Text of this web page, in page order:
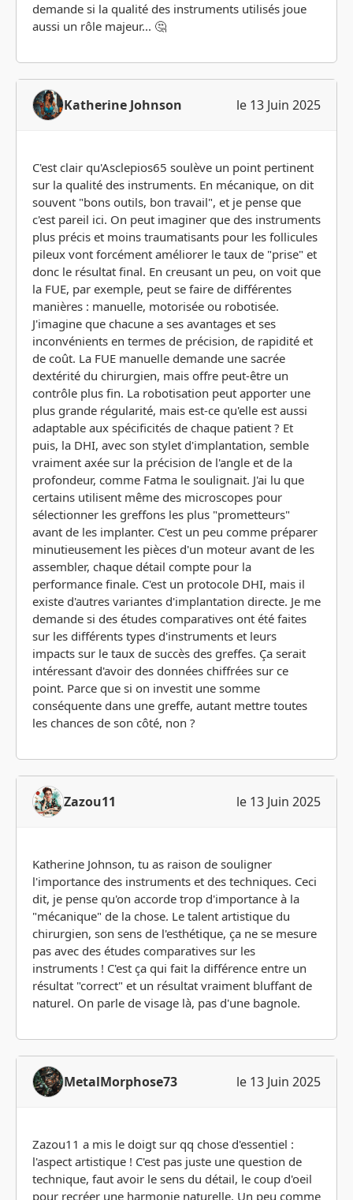
demande si la qualité des instruments utilisés joue
aussi un rôle majeur... 🤔
Katherine Johnson le 13 Juin 2025
C'est clair qu'Asclepios65 soulève un point pertinent
sur la qualité des instruments. En mécanique, on dit
souvent "bons outils, bon travail", et je pense que
c'est pareil ici. On peut imaginer que des instruments
plus précis et moins traumatisants pour les follicules
pileux vont forcément améliorer le taux de "prise" et
donc le résultat final. En creusant un peu, on voit que
la FUE, par exemple, peut se faire de différentes
manières : manuelle, motorisée ou robotisée.
J'imagine que chacune a ses avantages et ses
inconvénients en termes de précision, de rapidité et
de coût. La FUE manuelle demande une sacrée
dextérité du chirurgien, mais offre peut-être un
contrôle plus fin. La robotisation peut apporter une
plus grande régularité, mais est-ce qu'elle est aussi
adaptable aux spécificités de chaque patient ? Et
puis, la DHI, avec son stylet d'implantation, semble
vraiment axée sur la précision de l'angle et de la
profondeur, comme Fatma le soulignait. J'ai lu que
certains utilisent même des microscopes pour
sélectionner les greffons les plus "prometteurs"
avant de les implanter. C'est un peu comme préparer
minutieusement les pièces d'un moteur avant de les
assembler, chaque détail compte pour la
performance finale. C'est un protocole DHI, mais il
existe d'autres variantes d'implantation directe. Je me
demande si des études comparatives ont été faites
sur les différents types d'instruments et leurs
impacts sur le taux de succès des greffes. Ça serait
intéressant d'avoir des données chiffrées sur ce
point. Parce que si on investit une somme
conséquente dans une greffe, autant mettre toutes
les chances de son côté, non ?
Zazou11 le 13 Juin 2025
Katherine Johnson, tu as raison de souligner
l'importance des instruments et des techniques. Ceci
dit, je pense qu'on accorde trop d'importance à la
"mécanique" de la chose. Le talent artistique du
chirurgien, son sens de l'esthétique, ça ne se mesure
pas avec des études comparatives sur les
instruments ! C'est ça qui fait la différence entre un
résultat "correct" et un résultat vraiment bluffant de
naturel. On parle de visage là, pas d'une bagnole.
MetalMorphose73 le 13 Juin 2025
Zazou11 a mis le doigt sur qq chose d'essentiel :
l'aspect artistique ! C'est pas juste une question de
technique, faut avoir le sens du détail, le coup d'oeil
pour recréer une harmonie naturelle. Un peu comme